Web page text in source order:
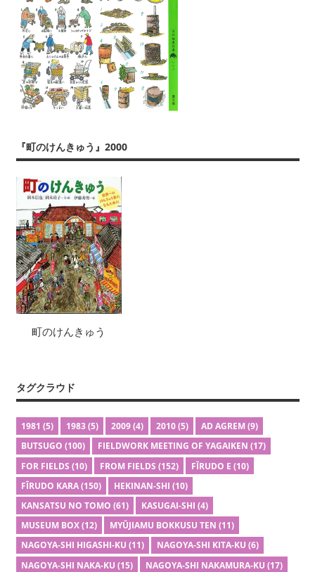
『町のけんきゅう』2000
町のけんきゅう
タグクラウド
1981 (5) 1983(5) 2009(4) 2010(5) AD AGREM(9)
BUTSUGO (100) FIELDWORK MEETING OF YAGAIKEN (17)
FOR FIELDS (10) FROM FIELDS (152) FĪRUDO E (10)
FĪRUDO KARA(150) HEKINAN-SHI (10)
KANSATSU NO TOMO (61) KASUGAI-SHI (4)
MUSEUM BOX(12) MYŪJIAMU BOKKUSU TEN (11)
NAGOYA-SHI HIGASHI-KU (11) NAGOYA-SHI KITA-KU (6)
NAGOYA-SHI NAKA-KU (15) NAGOYA-SHI NAKAMURA-KU (17)